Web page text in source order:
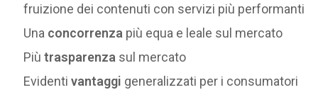
fruizione dei contenuti con servizi più performanti
Una concorrenza più equa e leale sul mercato
Piùtrasparenza sul mercato
Evidentivantaggi generalizzati per i consumatori